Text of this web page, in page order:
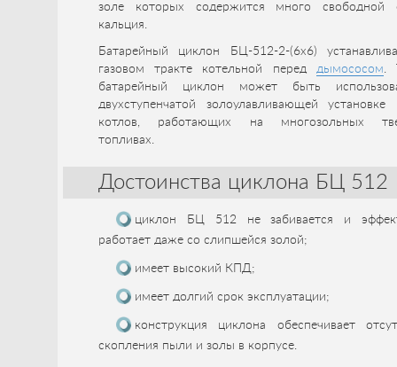
золе которых содержится много свободной
кальция.
Батарейный циклон БЦ-512-2-(6x6)
газовом тракте котельной перед дымососом.
батарейный циклон может быть
двухступенчатой золоулавливающей установке
котлов, работающих на многозольных
топливах.
Достоинства циклона БЦ 512
циклон БЦ 512 не забивается и
работает даже со слипшейся золой;
имеет высокий КПД;
имеет долгий срок эксплуатации;
конструкция циклона обеспечивает
скопления пыли и золы в корпусе.